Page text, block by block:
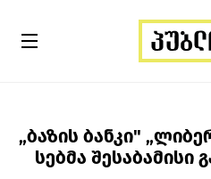
„ბაზის ბანკი"
სებმა შესაბამისი